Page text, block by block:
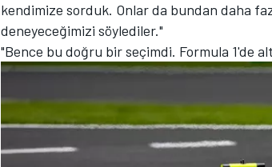
TÜRK SPORCULAR
kendimize sorduk. Onlar da bundan daha
deneyeceğimizi söylediler."
"Bence bu doğru bir seçimdi. Formula 1'de